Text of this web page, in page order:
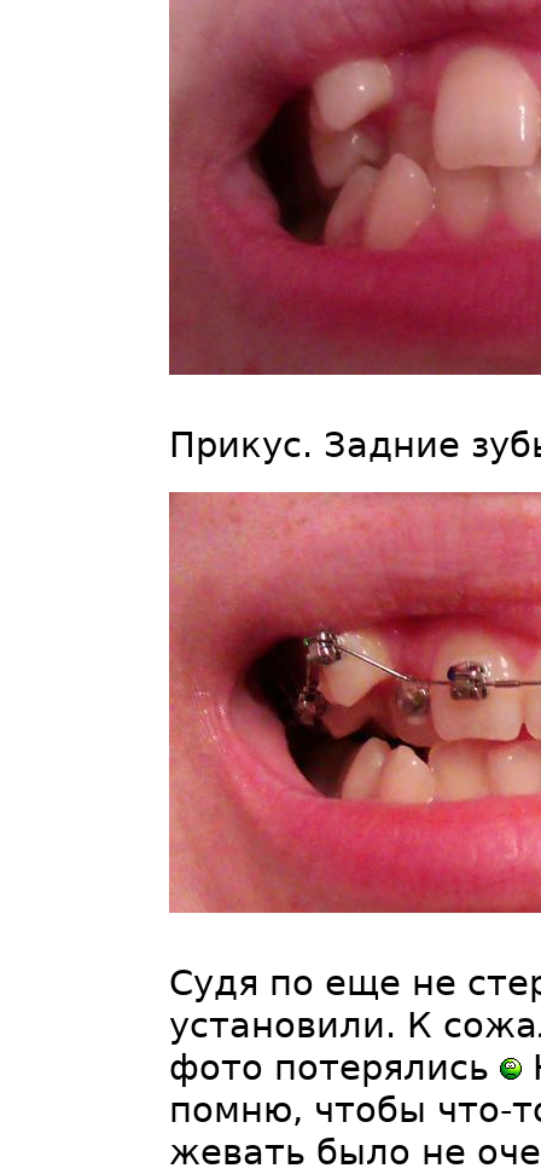
Прикус. Задние
Судя по еще не
установили. К
фото потерялись
помню, чтобы что-
жевать было не